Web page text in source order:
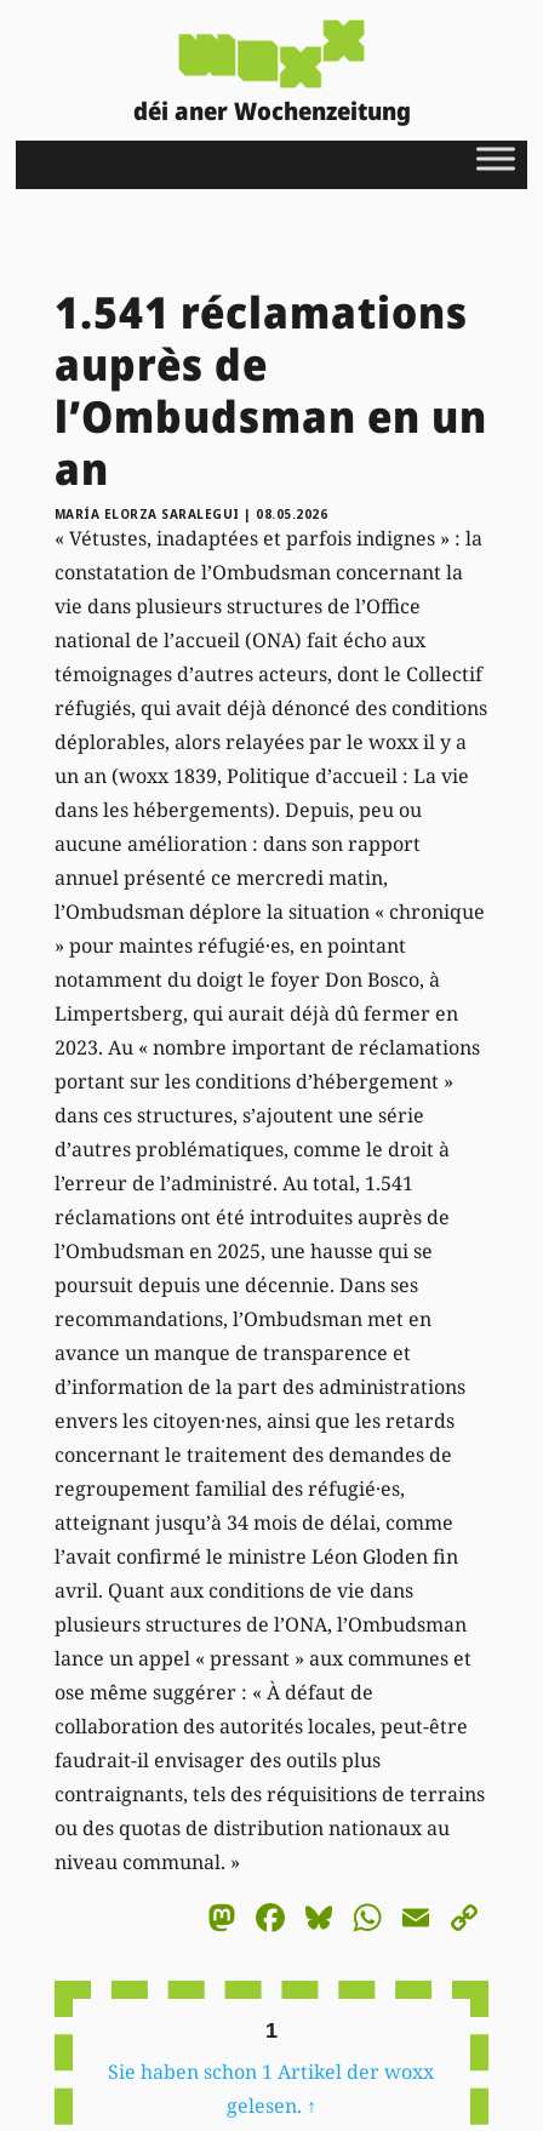
déi aner Wochenzeitung
1.541 réclamations
auprès de
l’Ombudsman en un
an
MARÍA ELORZA SARALEGUI | 08.05.2026
« Vétustes, inadaptées et parfois indignes » : la
constatation de l’Ombudsman concernant la
vie dans plusieurs structures de l’Office
national de l’accueil (ONA) fait écho aux
témoignages d’autres acteurs, dont le Collectif
réfugiés, qui avait déjà dénoncé des conditions
déplorables, alors relayées par le woxx il y a
un an (woxx 1839, Politique d’accueil : La vie
dans les hébergements). Depuis, peu ou
aucune amélioration : dans son rapport
annuel présenté ce mercredi matin,
l’Ombudsman déplore la situation « chronique
» pour maintes réfugié·es, en pointant
notamment du doigt le foyer Don Bosco, à
Limpertsberg, qui aurait déjà dû fermer en
2023. Au « nombre important de réclamations
portant sur les conditions d’hébergement »
dans ces structures, s’ajoutent une série
d’autres problématiques, comme le droit à
l’erreur de l’administré. Au total, 1.541
réclamations ont été introduites auprès de
l’Ombudsman en 2025, une hausse qui se
poursuit depuis une décennie. Dans ses
recommandations, l’Ombudsman met en
avance un manque de transparence et
d’information de la part des administrations
envers les citoyen·nes, ainsi que les retards
concernant le traitement des demandes de
regroupement familial des réfugié·es,
atteignant jusqu’à 34 mois de délai, comme
l’avait confirmé le ministre Léon Gloden fin
avril. Quant aux conditions de vie dans
plusieurs structures de l’ONA, l’Ombudsman
lance un appel « pressant » aux communes et
ose même suggérer : « À défaut de
collaboration des autorités locales, peut-être
faudrait-il envisager des outils plus
contraignants, tels des réquisitions de terrains
ou des quotas de distribution nationaux au
niveau communal. »
Mastodon
Facebook
BlueskyEmail
1
Sie haben schon 1 Artikel der woxx
gelesen. ↑